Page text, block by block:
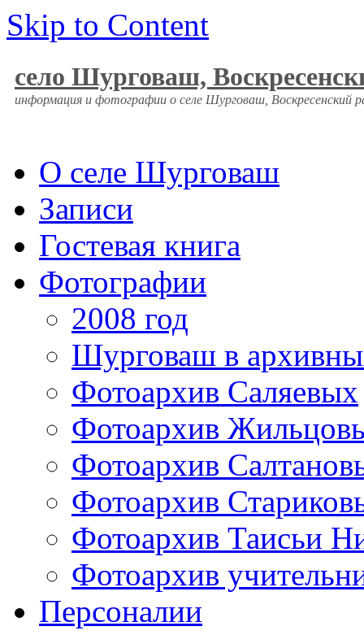
Skip to Content
село Шурговаш,
информация и фотографии о селе Шурговаш, Воскресенский
О селе Шурговаш
Записи
Гостевая книга
Фотографии
2008 год
Шурговаш в
Фотоархив Саляевых
Фотоархив
Фотоархив
Фотоархив
Фотоархив Таисьи
Фотоархив
Персоналии